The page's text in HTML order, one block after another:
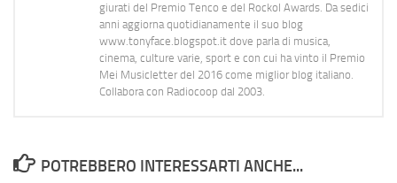
giurati del Premio Tenco e del Rockol Awards. Da sedici
anni aggiorna quotidianamente il suo blog
www.tonyface.blogspot.it dove parla di musica,
cinema, culture varie, sport e con cui ha vinto il Premio
Mei Musicletter del 2016 come miglior blog italiano.
Collabora con Radiocoop dal 2003.
POTREBBERO INTERESSARTI ANCHE...